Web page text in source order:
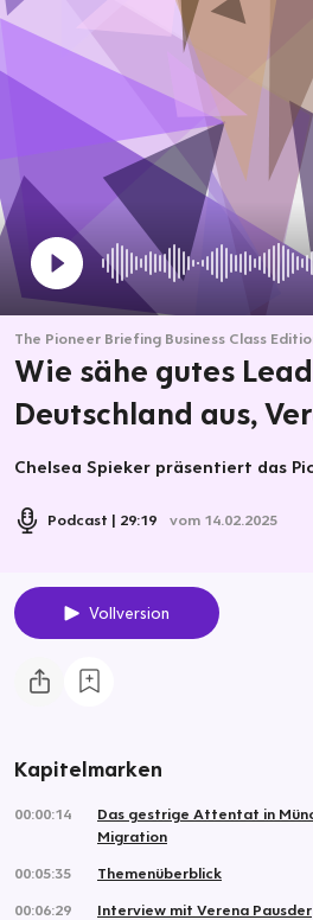
The Pioneer Briefing Business Class
Wie sähe gutes
Deutschland aus,
Chelsea Spieker präsentiert das
Podcast 29:19 vom 14.02.2025
Vollversion
Kapitelmarken
00:00:14
Das gestrige Attentat in
Migration
00:05:35
Themenüberblick
00:06:29
Interview mit Verena Pausder